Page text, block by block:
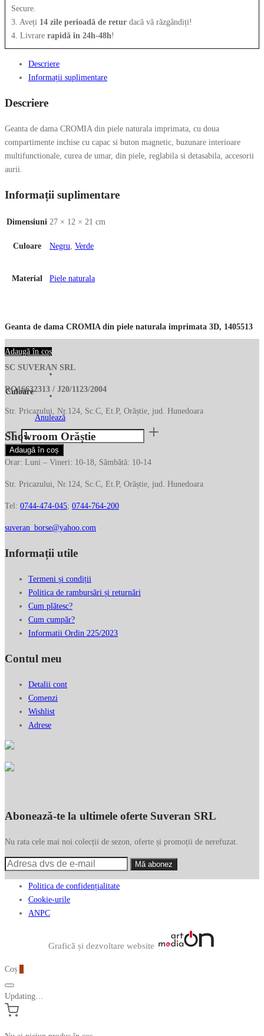
Secure.
3. Aveți 14 zile perioadă de retur dacă vă răzgândiți!
4. Livrare rapidă în 24h-48h!
Descriere
Informații suplimentare
Descriere
Geanta de dama CROMIA din piele naturala imprimata, cu doua
compartimente inchise cu capac si buton magnetic, buzunare interioare
multifunctionale, curea de umar, din piele, reglabila si detasabila, accesorii
aurii.
Informații suplimentare
Dimensiuni 27 × 12 × 21 cm
Culoare Negru, Verde
Material Piele naturala
Geanta de dama CROMIA din piele naturala imprimata 3D, 1405513
Adaugă în coș
Culoare
Anulează
Cantitate
Geanta
de
CROMIA
piele
naturala
3D,
Adaugă în coș
SC SUVERAN SRL
RO16632313 / J20/1123/2004
Str. Pricazului, Nr.124, Sc.C, Et.P, Orăștie, jud. Hunedoara
Showroom Orăștie
Orar: Luni – Vineri: 10-18, Sâmbătă: 10-14
Str. Pricazului, Nr.124, Sc.C, Et.P, Orăștie, jud. Hunedoara
Tel: 0744-474-045; 0744-764-200
suveran_borse@yahoo.com
Informații utile
Termeni și condiții
Politica de rambursări și returnări
Cum plătesc?
Cum cumpăr?
Informatii Ordin 225/2023
Contul meu
Detalii cont
Comenzi
Wishlist
Adrese
Abonează-te la ultimele oferte Suveran SRL
Nu rata cele mai noi colecții de sezon, oferte și promoții de nerefuzat.
Politica de confidențialitate
Cookie-urile
ANPC
Graficã și dezvoltare website
Coș
Updating…